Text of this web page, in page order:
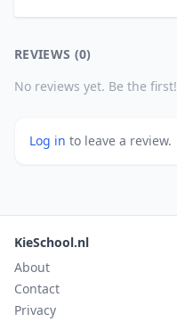
REVIEWS (0)
No reviews yet. Be the first!
Log in to leave a review.
KieSchool.nl
About
Contact
Privacy